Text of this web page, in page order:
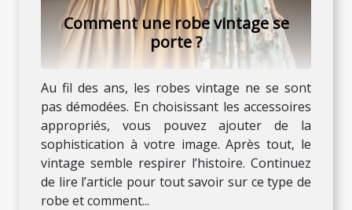
Comment une robe vintage se
porte ?
Au fil des ans, les robes vintage ne se sont
pas démodées. En choisissant les accessoires
appropriés, vous pouvez ajouter de la
sophistication à votre image. Après tout, le
vintage semble respirer l’histoire. Continuez
de lire l’article pour tout savoir sur ce type de
robe et comment...